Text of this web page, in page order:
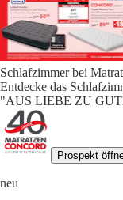
Schlafzimmer bei
Entdecke das
"AUS LIEBE ZU
Prospekt
neu